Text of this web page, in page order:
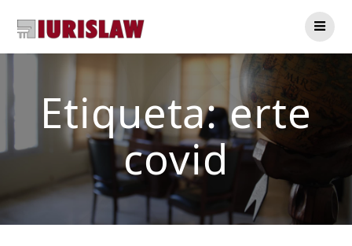
Etiqueta:erte
covid